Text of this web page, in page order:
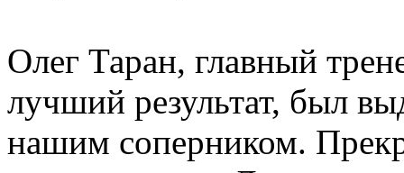
Олег Таран, главный
лучший результат, был
нашим соперником.